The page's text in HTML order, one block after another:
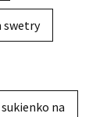
swetry
na